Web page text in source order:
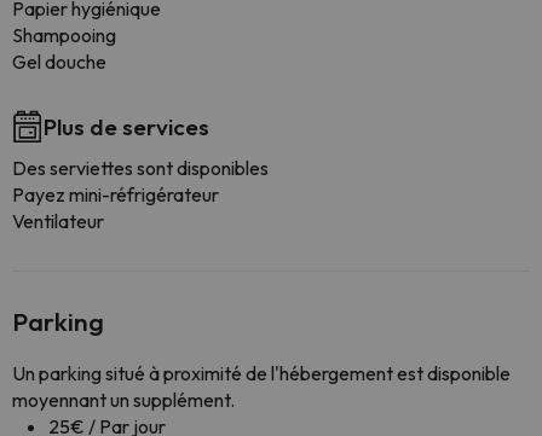
Papier hygiénique
Shampooing
Gel douche
Plus de services
Des serviettes sont disponibles
Payez mini-réfrigérateur
Ventilateur
Parking
Un parking situé à proximité de l'hébergement est disponible
moyennant un supplément.
25€ / Par jour